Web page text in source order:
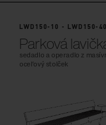
LWD150-10 - LWD150-40
Parková
sedadlo a operadlo z
oceľový stolček